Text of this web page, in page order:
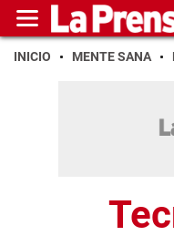
INICIO MENTE SANA